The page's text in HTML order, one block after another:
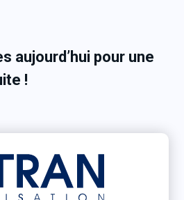
aujourd’hui pour une
!